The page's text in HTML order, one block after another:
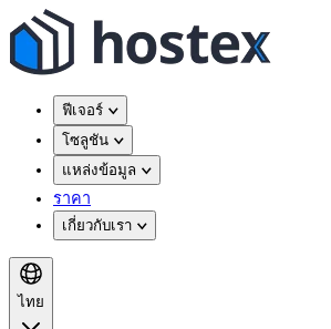
ฟีเจอร์
โซลูชัน
แหล่งข้อมูล
ราคา
เกี่ยวกับเรา
ไทย